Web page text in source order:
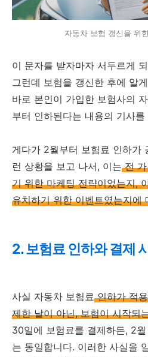
자동차 보험 갱신을 위
이 문자를 받자마자 서두르게
그런데 보험을 갱신한 후에 알
바로 본인이 가입한 보험사의
부터 인하된다는 내용의 기사
게다가 2월부터 보험료 인하가
런 상황을 보고 나서, 이는전 가
기 위한 마케팅 전략이었는지,
유치하기 위한 이벤트였는지에
2. 보험료 인하와 결제
사실 자동차 보험료인하가 적
제한 날이 아닌, 보험이 시작되
30일에 보험료를 결제하든, 2
는 동일합니다. 이러한 사실을